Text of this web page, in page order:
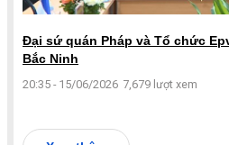
Đại sứ quán Pháp và Tổ chức
Bắc Ninh
20:35 - 15/06/2026 7,679 lượt xem